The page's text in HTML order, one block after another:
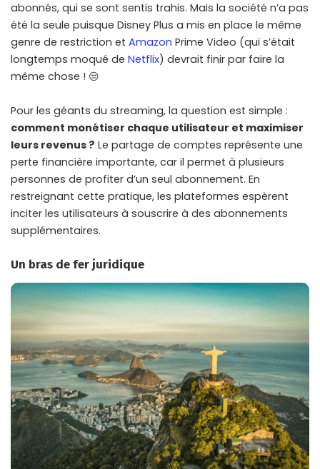
abonnés, qui se sont sentis trahis. Mais la société n’a pas
été la seule puisque Disney Plus a mis en place le même
genre de restriction et Amazon Prime Video (qui s’était
longtemps moqué de Netflix) devrait finir par faire la
même chose ! 😒
Pour les géants du streaming, la question est simple :
comment monétiser chaque utilisateur et maximiser
leurs revenus ? Le partage de comptes représente une
perte financière importante, car il permet à plusieurs
personnes de profiter d’un seul abonnement. En
restreignant cette pratique, les plateformes espèrent
inciter les utilisateurs à souscrire à des abonnements
supplémentaires.
Un bras de fer juridique